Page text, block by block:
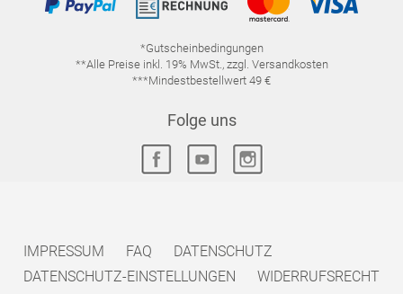
*Gutscheinbedingungen
**Alle Preise inkl. 19% MwSt., zzgl. Versandkosten
***Mindestbestellwert 49 €
Folge uns
IMPRESSUM FAQ
DATENSCHUTZ
DATENSCHUTZ-EINSTELLUNGEN
WIDERRUFSRECHT